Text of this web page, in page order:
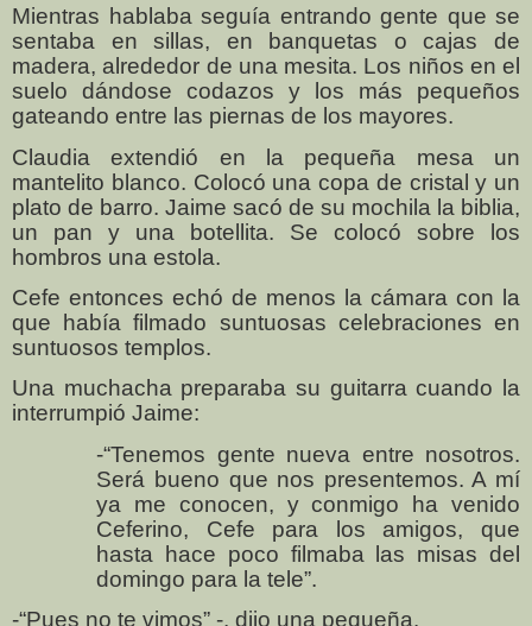
Mientras hablaba seguía entrando gente que se
sentaba en sillas, en banquetas o cajas de
madera, alrededor de una mesita. Los niños en el
suelo dándose codazos y los más pequeños
gateando entre las piernas de los mayores.
Claudia extendió en la pequeña mesa un
mantelito blanco. Colocó una copa de cristal y un
plato de barro. Jaime sacó de su mochila la biblia,
un pan y una botellita. Se colocó sobre los
hombros una estola.
Cefe entonces echó de menos la cámara con la
que había filmado suntuosas celebraciones en
suntuosos templos.
Una muchacha preparaba su guitarra cuando la
interrumpió Jaime:
-“Tenemos gente nueva entre nosotros.
Será bueno que nos presentemos. A mí
ya me conocen, y conmigo ha venido
Ceferino, Cefe para los amigos, que
hasta hace poco filmaba las misas del
domingo para la tele”.
-“Pues no te vimos” -, dijo una pequeña.